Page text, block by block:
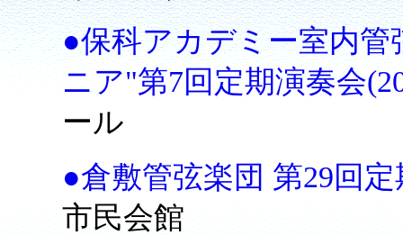
●保科アカデミー室内
ニア"第7回定期演奏会
ール
●倉敷管弦楽団 第29回
市民会館